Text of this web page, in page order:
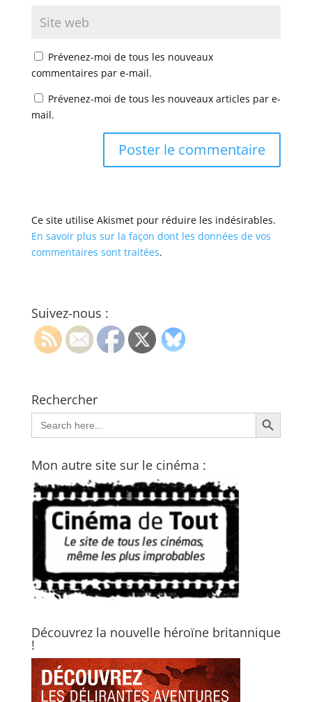
Prévenez-moi de tous les nouveaux
commentaires par e-mail.
Prévenez-moi de tous les nouveaux articles par e-
mail.
Ce site utilise Akismet pour réduire les indésirables.
En savoir plus sur la façon dont les données de vos
commentaires sont traitées.
Suivez-nous :
Rechercher
Search
for:
Search Button
Mon autre site sur le cinéma :
Découvrez la nouvelle héroïne britannique
!